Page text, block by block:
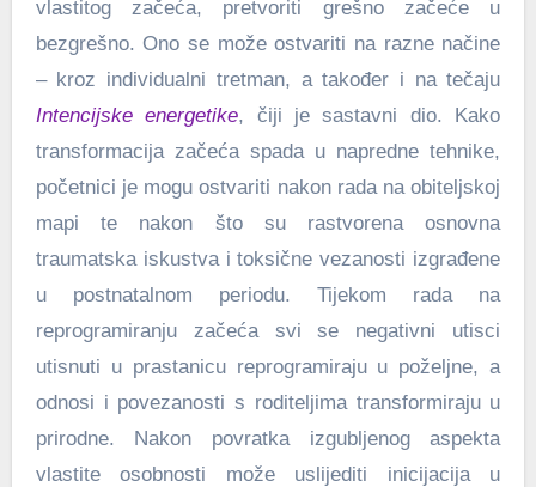
vlastitog začeća, pretvoriti grešno začeće u
bezgrešno. Ono se može ostvariti na razne načine
– kroz individualni tretman, a također i na tečaju
Intencijske energetike, čiji je sastavni dio. Kako
transformacija začeća spada u napredne tehnike,
početnici je mogu ostvariti nakon rada na obiteljskoj
mapi te nakon što su rastvorena osnovna
traumatska iskustva i toksične vezanosti izgrađene
u postnatalnom periodu. Tijekom rada na
reprogramiranju začeća svi se negativni utisci
utisnuti u prastanicu reprogramiraju u poželjne, a
odnosi i povezanosti s roditeljima transformiraju u
prirodne. Nakon povratka izgubljenog aspekta
vlastite osobnosti može uslijediti inicijacija u